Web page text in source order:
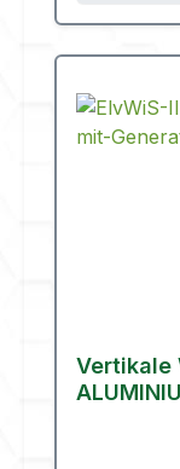
Vertikale